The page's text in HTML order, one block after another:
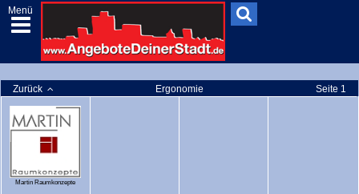
Menü
Zurück Ergonomie Seite 1
Martin Raumkonzepte